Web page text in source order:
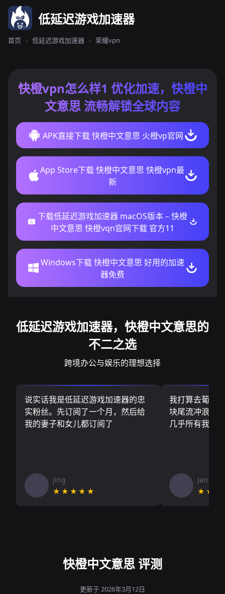
低延迟游戏加速器
首页 › 低延迟游戏加速器 › 荣耀vpn
快橙vpn怎么样1 优化加速，快橙中
文意思 流畅解锁全球内容
APK直接下载 快橙中文意思 火橙vp官网
App Store下载 快橙中文意思 快橙vpn最
新
下载低延迟游戏加速器 macOS版本 – 快橙
中文意思 快橙vqn官网下载 官方11
Windows下载 快橙中文意思 好用的加速
器免费
低延迟游戏加速器，快橙中文意思的
不二之选
跨境办公与娱乐的理想选择
说实话我是低延迟游戏加速器的忠
实粉丝。先订阅了一个月，然后给
我的妻子和女儿都订阅了
Jing
★★★★★
我打算去葡萄
块尾流冲浪板
几乎所有我需
Jan V
快橙中文意思 评测
更新于 2026年3月12日